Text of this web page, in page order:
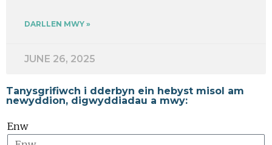
DARLLEN MWY »
JUNE 26, 2025
Tanysgrifiwch i dderbyn ein hebyst misol am
newyddion, digwyddiadau a mwy:
Enw